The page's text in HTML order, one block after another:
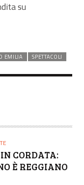
su
EMILIA SPETTACOLI
CORDATA:
È REGGIANO